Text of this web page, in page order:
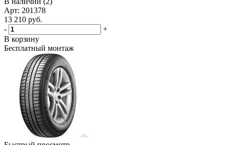
Арт: 201378
13 210 руб.
-
+
В корзину
Бесплатный монтаж